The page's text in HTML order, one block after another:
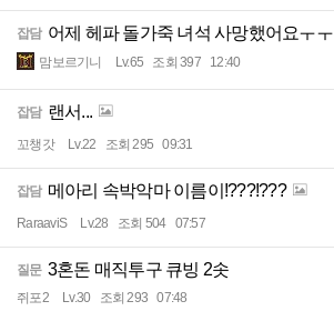
잡담 어제 헤파 돌가죽 녀석 사망했어요ㅜㅜ
맘보르기니 Lv.65 조회 397 12:40
잡담 랜서...
꼬챙갓 Lv.22 조회 295 09:31
잡담 메아리 속박악마 이름이!???!???
RaraaviS Lv.28 조회 504 07:57
질문 3혼돈 매직투구 큐빙 2솟
쥐포2 Lv.30 조회 293 07:48